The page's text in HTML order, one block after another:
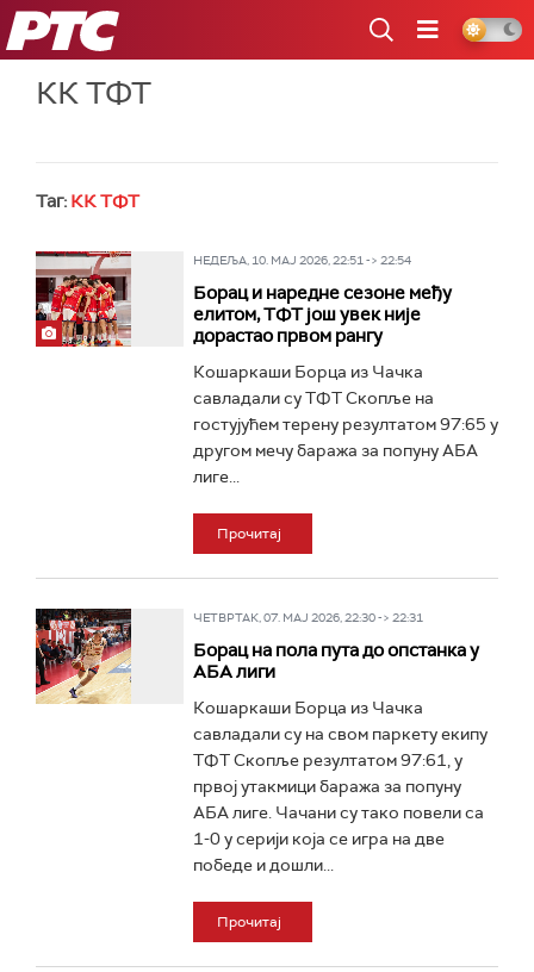
РТС
КК ТФТ
Таг: КК ТФТ
НЕДЕЉА, 10. МАЈ 2026, 22:51 -> 22:54
Борац и наредне сезоне међу
елитом, ТФТ још увек није
дорастао првом рангу
Кошаркаши Борца из Чачка
савладали су ТФТ Скопље на
гостујућем терену резултатом 97:65 у
другом мечу баража за попуну АБА
лиге...
Прочитај
ЧЕТВРТАК, 07. МАЈ 2026, 22:30 -> 22:31
Борац на пола пута до опстанка у
АБА лиги
Кошаркаши Борца из Чачка
савладали су на свом паркету екипу
ТФТ Скопље резултатом 97:61, у
првој утакмици баража за попуну
АБА лиге. Чачани су тако повели са
1-0 у серији која се игра на две
победе и дошли...
Прочитај